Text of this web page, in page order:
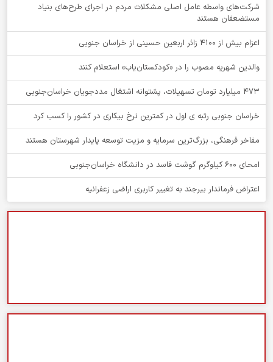
شرکت‌های واسطه عامل اصلی مشکلات مردم در اجرای طرح‌های بنیاد
مستضعفان هستند
اعزام بیش از 4100 زائر اربعین حسینی از خراسان جنوبی
والدین شهریه مصوب را در «کودکستان‌یاب» استعلام کنند
۴۷۳ میلیارد تومان تسهیلات، پشتوانه اشتغال مددجویان خراسان‌جنوبی
خراسان جنوبی رتبه ی اول در کمترین نرخ بیکاری در کشور را کسب کرد
مفاخر فرهنگی، بزرگ‌ترین سرمایه و مزیت توسعه پایدار شهرستان هستند
امحای ۶۰۰ کیلوگرم گوشت فاسد در دانشگاه خراسان‌جنوبی
اعتراض فرماندار بیرجند به تغییر کاربری اراضی زعفرانیه